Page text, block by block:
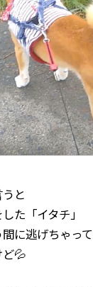
と
た「イタチ」
に逃げちゃって
ど💦